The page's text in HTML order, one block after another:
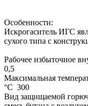
Особенности:
Искрогаситель ИГС
сухого типа с
Рабочее избыточное
0,5
Максимальная
°С 300
Вид защищаемой